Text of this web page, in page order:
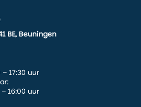
BE, Beuningen
17:30 uur
16:00 uur